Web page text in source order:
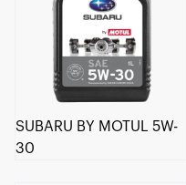
SUBARU BY MOTUL 5W-
30